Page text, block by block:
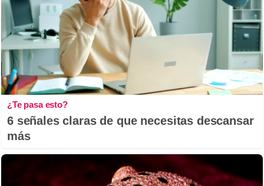
¿Te pasa esto?
6 señales claras de que necesitas descansar
más